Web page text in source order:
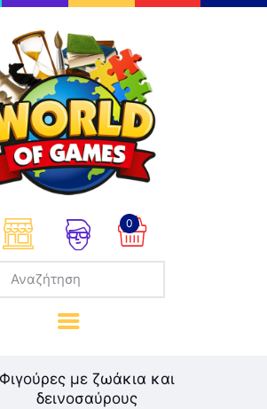
0
Φιγούρες με ζωάκια και
δεινοσαύρους
Καρτών
Ρόλων